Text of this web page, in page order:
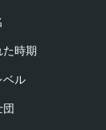
た時期
ベル
団